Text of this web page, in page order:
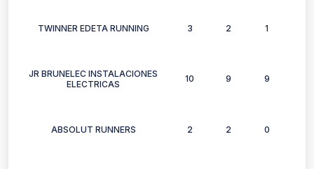
TWINNER EDETA RUNNING 3 2 1
JR BRUNELEC INSTALACIONES
ELECTRICAS
10 9 9
ABSOLUT RUNNERS 2 2 0